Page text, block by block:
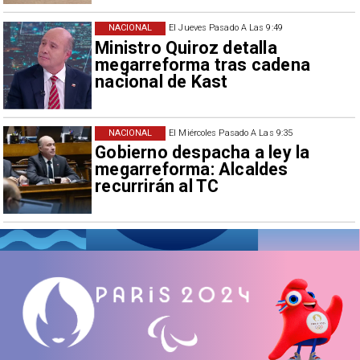
El Jueves Pasado A Las 9:49
Ministro Quiroz detalla
megarreforma tras cadena
nacional de Kast
NACIONAL
El Miércoles Pasado A Las 9:35
Gobierno despacha a ley la
megarreforma: Alcaldes
recurrirán al TC
NACIONAL